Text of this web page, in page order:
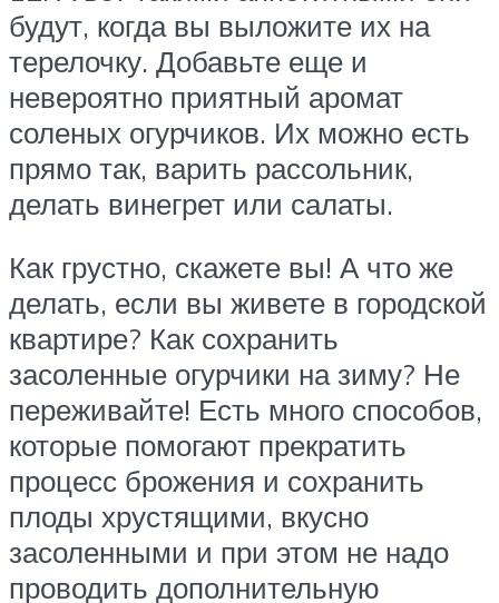
будут, когда вы выложите их на
терелочку. Добавьте еще и
невероятно приятный аромат
соленых огурчиков. Их можно есть
прямо так, варить рассольник,
делать винегрет или салаты.
Как грустно, скажете вы! А что же
делать, если вы живете в городской
квартире? Как сохранить
засоленные огурчики на зиму? Не
переживайте! Есть много способов,
которые помогают прекратить
процесс брожения и сохранить
плоды хрустящими, вкусно
засоленными и при этом не надо
проводить дополнительную